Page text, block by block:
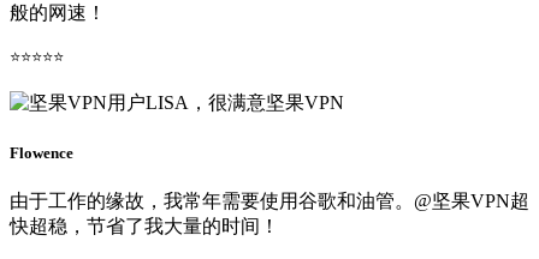
般的网速！
⭐⭐⭐⭐⭐
Flowence
由于工作的缘故，我常年需要使用谷歌和油管。@坚果VPN超
快超稳，节省了我大量的时间！